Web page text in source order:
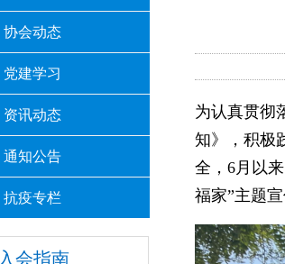
协会动态
党建学习
资讯动态
通知公告
抗疫专栏
入会指南
为认真贯彻
知》，积极
全，6月以
福家”主题